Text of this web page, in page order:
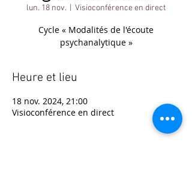
lun. 18 nov. Visioconférence en direct
Cycle « Modalités de l'écoute
psychanalytique »
Heure et lieu
18 nov. 2024, 21:00
Visioconférence en direct